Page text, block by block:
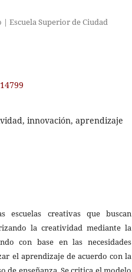
Escuela Superior de Ciudad
innovación, aprendizaje
escuelas creativas que buscan
la creatividad mediante la
con base en las necesidades
el aprendizaje de acuerdo con la